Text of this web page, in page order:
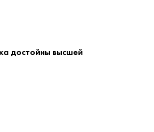
достойны высшей